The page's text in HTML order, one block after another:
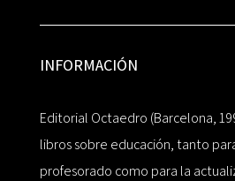
INFORMACIÓN
Editorial Octaedro (Barcelona,
libros sobre educación, tanto
profesorado como para la